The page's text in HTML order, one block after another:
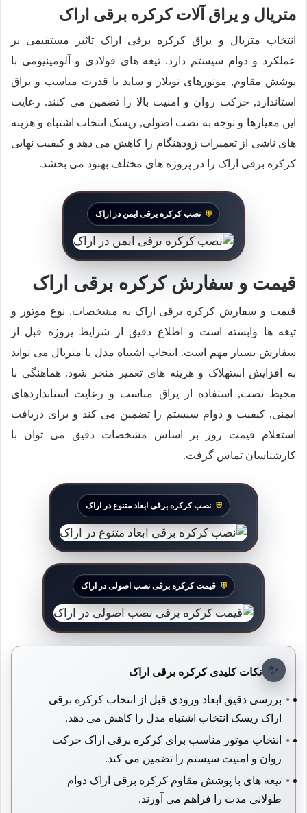
متریال و یراق آلات کرکره برقی اراک
انتخاب متریال و یراق کرکره برقی اراک تاثیر مستقیمی بر
عملکرد و دوام سیستم دارد. تیغه های فولادی و آلومینیومی با
پوشش مقاوم, موتورهای توبلار و ساید با قدرت مناسب و یراق
استاندارد, حرکت روان و امنیت بالا را تضمین می کنند. رعایت
این معیارها و توجه به نصب اصولی, ریسک انتخاب اشتباه و هزینه
های ناشی از تعمیرات زودهنگام را کاهش می دهد و کیفیت نهایی
کرکره برقی اراک را در پروژه های مختلف بهبود می بخشد.
نصب کرکره برقی ایمن در اراک
قیمت و سفارش کرکره برقی اراک
قیمت و سفارش کرکره برقی اراک به مشخصات, نوع موتور و
تیغه ها وابسته است و اطلاع دقیق از شرایط پروژه قبل از
سفارش بسیار مهم است. انتخاب اشتباه مدل یا متریال می تواند
به افزایش استهلاک و هزینه های تعمیر منجر شود. هماهنگی با
محیط نصب, استفاده از یراق مناسب و رعایت استانداردهای
ایمنی, کیفیت و دوام سیستم را تضمین می کند و برای دریافت
استعلام قیمت روز بر اساس مشخصات دقیق می توان با
کارشناسان تماس گرفت.
نصب کرکره برقی ابعاد متنوع در اراک
قیمت کرکره برقی نصب اصولی در اراک
✨ نکات کلیدی کرکره برقی اراک
بررسی دقیق ابعاد ورودی قبل از انتخاب کرکره برقی
اراک ریسک انتخاب اشتباه مدل را کاهش می دهد.
انتخاب موتور مناسب برای کرکره برقی اراک حرکت
روان و امنیت سیستم را تضمین می کند.
تیغه های با پوشش مقاوم کرکره برقی اراک دوام
طولانی مدت را فراهم می آورند.